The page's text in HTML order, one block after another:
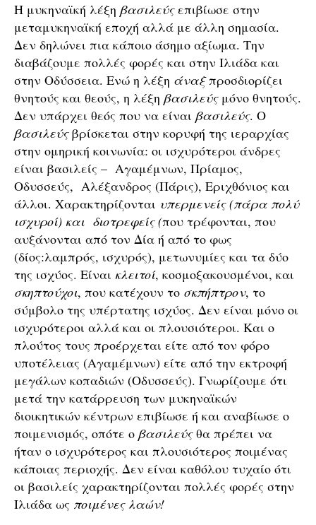
Η μυκηναϊκή λέξη βασιλεύςεπιβίωσε στην
μεταμυκηναϊκή εποχή αλλά με άλλη σημασία.
Δεν δηλώνει πια κάποιο άσημο αξίωμα. Την
διαβάζουμε πολλές φορές και στην Ιλιάδα και
στην Οδύσσεια. Ενώ η λέξη άναξπροσδιορίζει
θνητούς και θεούς, η λέξη βασιλεύςμόνο θνητούς.
Δεν υπάρχει θεός που να είναι βασιλεύς. Ο
βασιλεύςβρίσκεται στην κορυφή της ιεραρχίας
στην ομηρική κοινωνία: οι ισχυρότεροι άνδρες
είναι βασιλείς – Αγαμέμνων, Πρίαμος,
Οδυσσεύς, Αλέξανδρος (Πάρις), Εριχθόνιος και
άλλοι. Χαρακτηρίζονται υπερμενείς (πάρα πολύ
ισχυροί) και διοτρεφείς (που τρέφονται, που
αυξάνονται από τον Δία ή από το φως
(δίος:λαμπρός, ισχυρός), μετωνυμίες και τα δύο
της ισχύος. Είναι κλειτοί, κοσμοξακουσμένοι, και
σκηπτούχοι, που κατέχουν το σκπήπτρον, το
σύμβολο της υπέρτατης ισχύος. Δεν είναι μόνο οι
ισχυρότεροι αλλά και οι πλουσιότεροι. Και ο
πλούτος τους προέρχεται είτε από τον φόρο
υποτέλειας (Αγαμέμνων) είτε από την εκτροφή
μεγάλων κοπαδιών (Οδυσσεύς). Γνωρίζουμε ότι
μετά την κατάρρευση των μυκηναϊκών
διοικητικών κέντρων επιβίωσε ή και αναβίωσε ο
ποιμενισμός, οπότε ο βασιλεύςθα πρέπει να
ήταν ο ισχυρότερος και πλουσιότερος ποιμένας
κάποιας περιοχής. Δεν είναι καθόλου τυχαίο ότι
οι βασιλείς χαρακτηρίζονται πολλές φορές στην
Ιλιάδα ως ποιμένες λαών!